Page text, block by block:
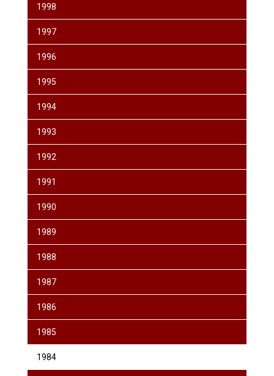
1998
1997
1996
1995
1994
1993
1992
1991
1990
1989
1988
1987
1986
1985
1984